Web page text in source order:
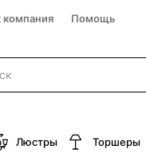
компания Помощь
Люстры Торшеры